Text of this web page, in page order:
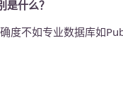
什么？
度不如专业数据库如